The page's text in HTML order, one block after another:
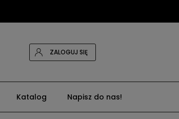
ZALOGUJ SIĘ
Katalog Napisz do nas!